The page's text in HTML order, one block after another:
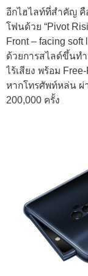
อีกไฮไลท์ที่สำคัญ คื
โฟนด้วย “Pivot
Front – facing
ด้วยการสไลด์ขึ้นท
ไร้เสียง พร้อม
หากโทรศัพท์หล่น ผ่
200,000 ครั้ง